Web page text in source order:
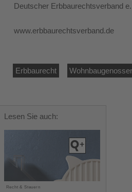
Deutscher Erbbaurechtsverband
www.erbbaurechtsverband.de
Erbbaurecht
Lesen Sie auch:
Recht & Steuern